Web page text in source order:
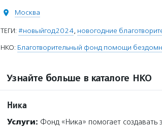
Москва
ТЕГИ: #новыйгод2024, новогодние
НКО: Благотворительный фонд помощи
Узнайте больше в каталоге НКО
Ника
Услуги: Фонд «Ника» помогает